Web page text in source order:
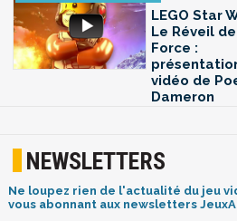
LEGO Star
Le Réveil
Force :
vidéo de
Dameron
NEWSLETTERS
Ne loupez rien de l'actualité du jeu
vous abonnant aux newsletters